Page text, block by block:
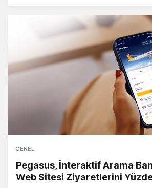
GENEL
Pegasus, İnteraktif Arama
Web Sitesi Ziyaretlerini